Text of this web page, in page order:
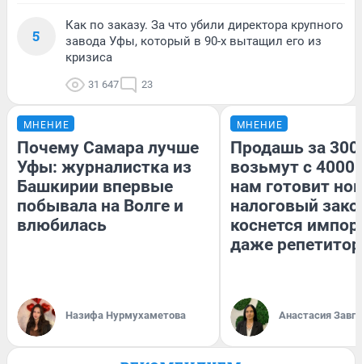
5
Как по заказу. За что убили директора крупного
завода Уфы, который в 90-х вытащил его из
кризиса
31 647 23
МНЕНИЕ
Почему Самара лучше
Уфы: журналистка из
Башкирии впервые
побывала на Волге и
влюбилась
Назифа Нурмухаметова
МНЕНИЕ
Продашь за
возьмут с
нам готовит
налоговый
коснется
даже
Анастасия